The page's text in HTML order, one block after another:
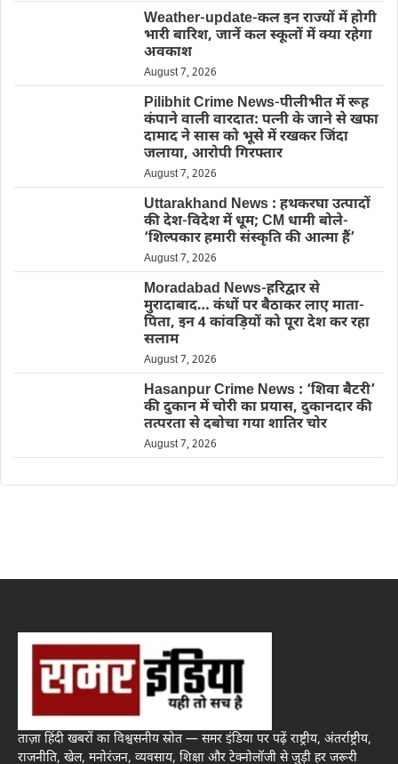
Weather-update-कल इन राज्यों में होगी
भारी बारिश, जानें कल स्कूलों में क्या रहेगा
अवकाश
August 7, 2026
Pilibhit Crime News-पीलीभीत में रूह
कंपाने वाली वारदात: पत्नी के जाने से खफा
दामाद ने सास को भूसे में रखकर जिंदा
जलाया, आरोपी गिरफ्तार
August 7, 2026
Uttarakhand News : हथकरघा उत्पादों
की देश-विदेश में धूम; CM धामी बोले-
‘शिल्पकार हमारी संस्कृति की आत्मा हैं’
August 7, 2026
Moradabad News-हरिद्वार से
मुरादाबाद… कंधों पर बैठाकर लाए माता-
पिता, इन 4 कांवड़ियों को पूरा देश कर रहा
सलाम
August 7, 2026
Hasanpur Crime News : ‘शिवा बैटरी’
की दुकान में चोरी का प्रयास, दुकानदार की
तत्परता से दबोचा गया शातिर चोर
August 7, 2026
ताज़ा हिंदी खबरों का विश्वसनीय स्रोत — समर इंडिया पर पढ़ें राष्ट्रीय, अंतर्राष्ट्रीय,
राजनीति, खेल, मनोरंजन, व्यवसाय, शिक्षा और टेक्नोलॉजी से जुड़ी हर जरूरी